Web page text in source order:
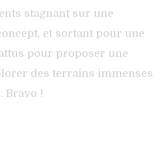
stagnant sur une
et sortant pour une
pour proposer une
des terrains immenses
Bravo !